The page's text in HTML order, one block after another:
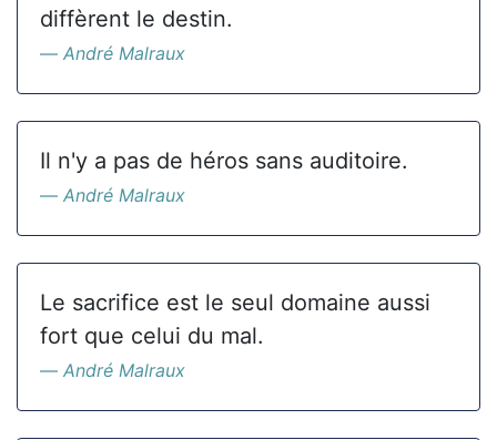
diffèrent le destin.
André Malraux
Il n'y a pas de héros sans auditoire.
André Malraux
Le sacrifice est le seul domaine aussi
fort que celui du mal.
André Malraux